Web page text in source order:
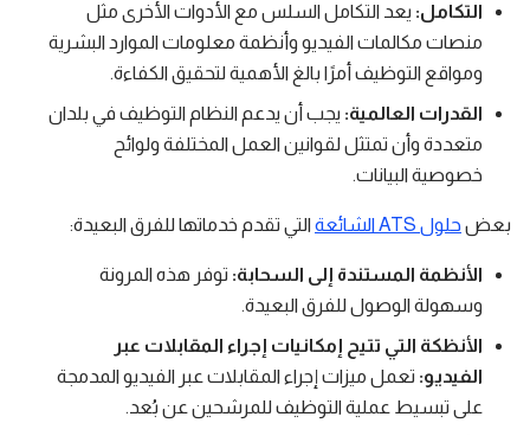
التكامل: يعد التكامل السلس مع الأدوات الأخرى مثل
منصات مكالمات الفيديو وأنظمة معلومات الموارد البشرية
ومواقع التوظيف أمرًا بالغ الأهمية لتحقيق الكفاءة.
القدرات العالمية: يجب أن يدعم النظام التوظيف في بلدان
متعددة وأن تمتثل لقوانين العمل المختلفة ولوائح
خصوصية البيانات.
بعض حلول ATS الشائعة التي تقدم خدماتها للفرق البعيدة:
الأنظمة المستندة إلى السحابة: توفر هذه المرونة
وسهولة الوصول للفرق البعيدة.
الأنظكة التي تتيح إمكانيات إجراء المقابلات عبر
الفيديو: تعمل ميزات إجراء المقابلات عبر الفيديو المدمجة
على تبسيط عملية التوظيف للمرشحين عن بُعد.